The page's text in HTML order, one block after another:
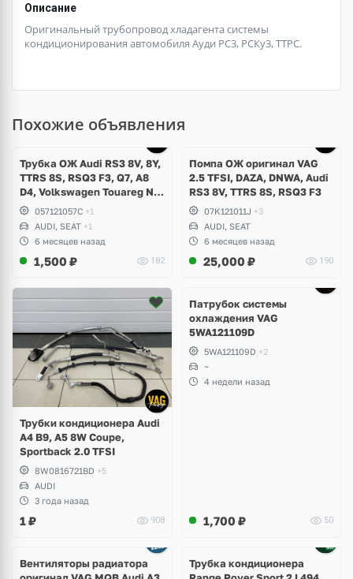
Описание
Оригинальный трубопровод хладагента системы
кондиционирования автомобиля Ауди РС3, РСКу3, ТТРС.
Похожие объявления
Трубка ОЖ Audi RS3 8V, 8Y,
TTRS 8S, RSQ3 F3, Q7, A8
D4, Volkswagen Touareg NF,
Seat Formentor Cupra 2.5
TFSI DAZA, DNWA, CZGB
057121057C +1
AUDI, SEAT +1
6 месяцев назад
1,500 ₽ 182
Помпа ОЖ оригинал VAG
2.5 TFSI, DAZA, DNWA, Audi
RS3 8V, TTRS 8S, RSQ3 F3
07K121011J +3
AUDI, SEAT
6 месяцев назад
25,000 ₽ 190
Трубки кондиционера Audi
A4 B9, A5 8W Coupe,
Sportback 2.0 TFSI
8W0816721BD +5
AUDI
3 года назад
1₽ 908
Патрубок системы
охлаждения VAG
5WA121109D
5WA121109D +2
~
4 недели назад
1,700 ₽ 50
Вентиляторы радиатора
Трубка кондиционера